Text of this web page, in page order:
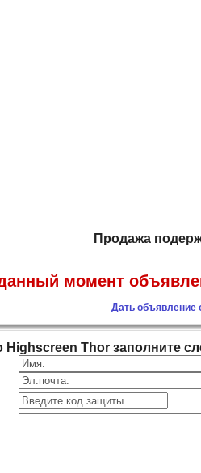
Продажа
момент
Дать объявление
Highscreen Thor заполните